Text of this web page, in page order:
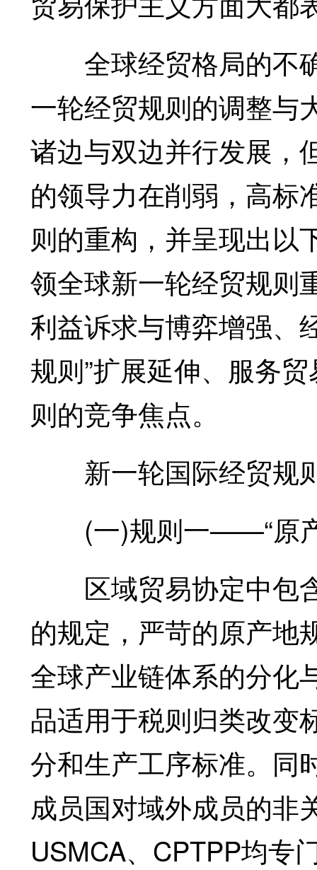
全球经贸格局的不
一轮经贸规则的调整与
诸边与双边并行发展，
的领导力在削弱，高标
则的重构，并呈现出以
领全球新一轮经贸规则
利益诉求与博弈增强、
规则”扩展延伸、服务
则的竞争焦点。
新一轮国际经贸规则
(一)规则一——“原产
区域贸易协定中包
的规定，严苛的原产地
全球产业链体系的分化
品适用于税则归类改变
分和生产工序标准。同
成员国对域外成员的非
USMCA、CPTPP均专